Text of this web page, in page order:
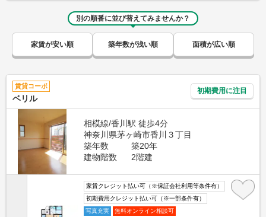
別の順番に並び替えてみませんか？
家賃が安い順 築年数が浅い順 面積が広い順
賃貸コーポ
ベリル
初期費用に注目
相模線/香川駅 徒歩4分
神奈川県茅ヶ崎市香川３丁目
築年数
築20年
建物階数
2階建
家賃クレジット払い可（※保証会社利用等条件有）
初期費用クレジット払い可（※一部条件有）
写真充実
無料オンライン相談可